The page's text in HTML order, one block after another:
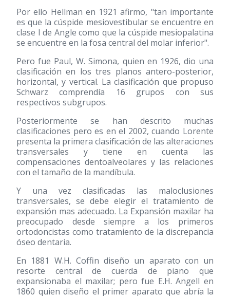
Por ello Hellman en 1921 afirmo, "tan importante
es que la cúspide mesiovestibular se encuentre en
clase I de Angle como que la cúspide mesiopalatina
se encuentre en la fosa central del molar inferior".
Pero fue Paul, W. Simona, quien en 1926, dio una
clasificación en los tres planos antero-posterior,
horizontal, y vertical. La clasificación que propuso
Schwarz comprendía 16 grupos con sus
respectivos subgrupos.
Posteriormente se han descrito muchas
clasificaciones pero es en el 2002, cuando Lorente
presenta la primera clasificación de las alteraciones
transversales y tiene en cuenta las
compensaciones dentoalveolares y las relaciones
con el tamaño de la mandíbula.
Y una vez clasificadas las maloclusiones
transversales, se debe elegir el tratamiento de
expansión mas adecuado. La Expansión maxilar ha
preocupado desde siempre a los primeros
ortodoncistas como tratamiento de la discrepancia
óseo dentaria.
En 1881 W.H. Coffin diseño un aparato con un
resorte central de cuerda de piano que
expansionaba el maxilar; pero fue E.H. Angell en
1860 quien diseño el primer aparato que abría la